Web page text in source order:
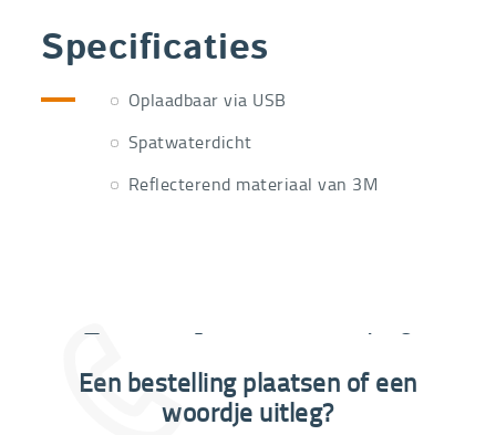
Specificaties
Oplaadbaar via USB
Spatwaterdicht
Reflecterend materiaal van 3M
03 292 21 60
Een bestelling plaatsen of een
woordje uitleg?